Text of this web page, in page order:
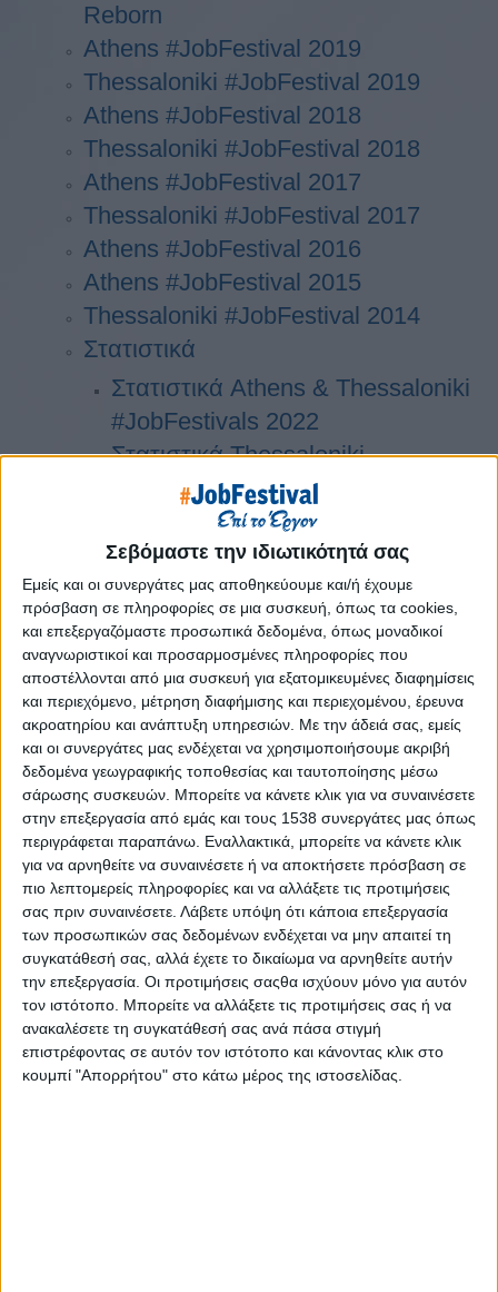
Σεβόμαστε την ιδιωτικότητά σας
Εμείς και οι συνεργάτες μας αποθηκεύουμε και/ή έχουμε
πρόσβαση σε πληροφορίες σε μια συσκευή, όπως τα cookies,
και επεξεργαζόμαστε προσωπικά δεδομένα, όπως μοναδικοί
αναγνωριστικοί και προσαρμοσμένες πληροφορίες που
αποστέλλονται από μια συσκευή για εξατομικευμένες διαφημίσεις
και περιεχόμενο, μέτρηση διαφήμισης και περιεχομένου, έρευνα
ακροατηρίου και ανάπτυξη υπηρεσιών. Με την άδειά σας, εμείς
και οι συνεργάτες μας ενδέχεται να χρησιμοποιήσουμε ακριβή
δεδομένα γεωγραφικής τοποθεσίας και ταυτοποίησης μέσω
σάρωσης συσκευών. Μπορείτε να κάνετε κλικ για να συναινέσετε
στην επεξεργασία από εμάς και τους 1538 συνεργάτες μας όπως
περιγράφεται παραπάνω. Εναλλακτικά, μπορείτε να κάνετε κλικ
για να αρνηθείτε να συναινέσετε ή να αποκτήσετε πρόσβαση σε
πιο λεπτομερείς πληροφορίες και να αλλάξετε τις προτιμήσεις
σας πριν συναινέσετε. Λάβετε υπόψη ότι κάποια επεξεργασία
των προσωπικών σας δεδομένων ενδέχεται να μην απαιτεί τη
συγκατάθεσή σας, αλλά έχετε το δικαίωμα να αρνηθείτε αυτήν
την επεξεργασία. Οι προτιμήσεις σαςθα ισχύουν μόνο για αυτόν
τον ιστότοπο. Μπορείτε να αλλάξετε τις προτιμήσεις σας ή να
ανακαλέσετε τη συγκατάθεσή σας ανά πάσα στιγμή
επιστρέφοντας σε αυτόν τον ιστότοπο και κάνοντας κλικ στο
κουμπί "Απορρήτου" στο κάτω μέρος της ιστοσελίδας.
Reborn
Athens #JobFestival 2019
Thessaloniki #JobFestival 2019
Athens #JobFestival 2018
Thessaloniki #JobFestival 2018
Athens #JobFestival 2017
Τhessaloniki #JobFestival 2017
Athens #JobFestival 2016
Athens #JobFestival 2015
Thessaloniki #JobFestival 2014
Στατιστικά
Στατιστικά Athens & Thessaloniki
#JobFestivals 2022
Στατιστικά Thessaloniki
#JobFestival 2019 Reborn
Στατιστικά Athens #JobFestival
2019
Στατιστικά Thessaloniki
#JobFestival 2019
Στατιστικά Athens #JobFestival
2018
Στατιστικά Thessaloniki
#JobFestival 2018
Στατιστικά Athens #JobFestival
2017
Στατιστικά Thessaloniki
#JobFestival 2017
Στατιστικά Athens #JobFestival
2016
Στατιστικά Athens #JobFestival
2015
Υλικό